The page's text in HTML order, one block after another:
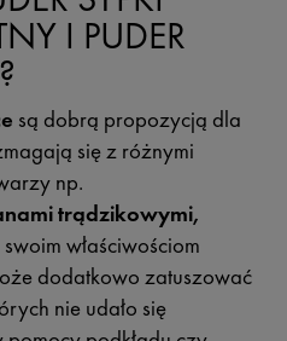
I PUDER
są dobrą propozycją dla
się z różnymi
np.
trądzikowymi,
właściwościom
dodatkowo zatuszować
nie udało się